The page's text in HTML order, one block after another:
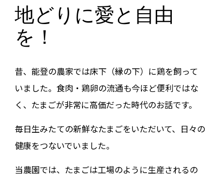
地どりに愛と自由
を！
昔、能登の農家では床下（縁の下）に鶏を飼って
いました。食肉・鶏卵の流通も今ほど便利ではな
く、たまごが非常に高価だった時代のお話です。
毎日生みたての新鮮なたまごをいただいて、日々の
健康をつないでいました。
当農園では、たまごは工場のように生産されるの